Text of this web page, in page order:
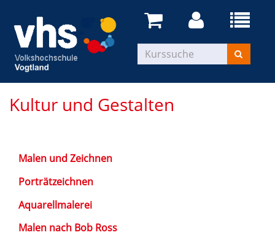
Kultur und Gestalten
Malen und Zeichnen
Porträtzeichnen
Aquarellmalerei
Malen nach Bob Ross